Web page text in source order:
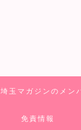
埼玉マガジンのメン
免責情報